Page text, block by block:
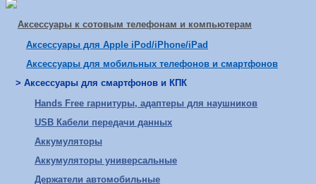
Аксессуары к сотовым телефонам и компьютерам
Аксессуары для Apple iPod/iPhone/iPad
Аксессуары для мобильных телефонов и смартфонов
> Аксессуары для смартфонов и КПК
Hands Free гарнитуры, адаптеры для наушников
USB Кабели передачи данных
Аккумуляторы
Аккумуляторы универсальные
Держатели автомобильные